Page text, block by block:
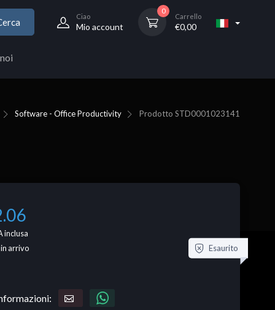
Ciao
Mio account
0
Carrello
€0,00
Software - Office Productivity Prodotto STD0001023141
inclusa
arrivo
Esaurito